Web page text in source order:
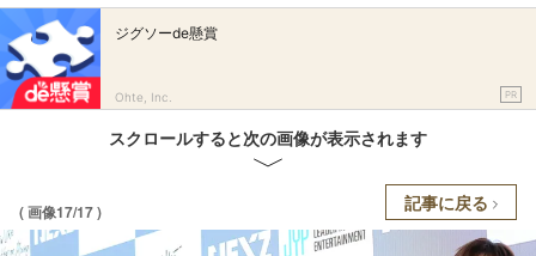
ジグソーde懸賞
Ohte, Inc. PR
スクロールすると次の画像が表示されます
( 画像17/17 ) 記事に戻る